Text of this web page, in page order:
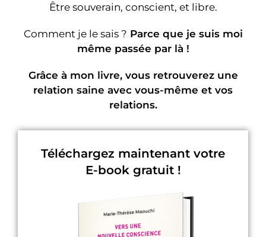
Être souverain, conscient, et libre.
Comment je le sais ? Parce que je suis moi
même passée par là !
Grâce à mon livre, vous retrouverez une
relation saine avec vous-même et vos
relations.
Téléchargez maintenant votre
E-book gratuit !